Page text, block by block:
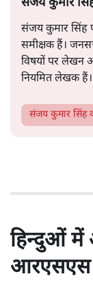
संजय कुमार सिंह
समीक्षक हैं।
विषयों पर लेखन
नियमित लेखक हैं।
संजय कुमार सिंह
हिन्दुओं में
आरएसएस